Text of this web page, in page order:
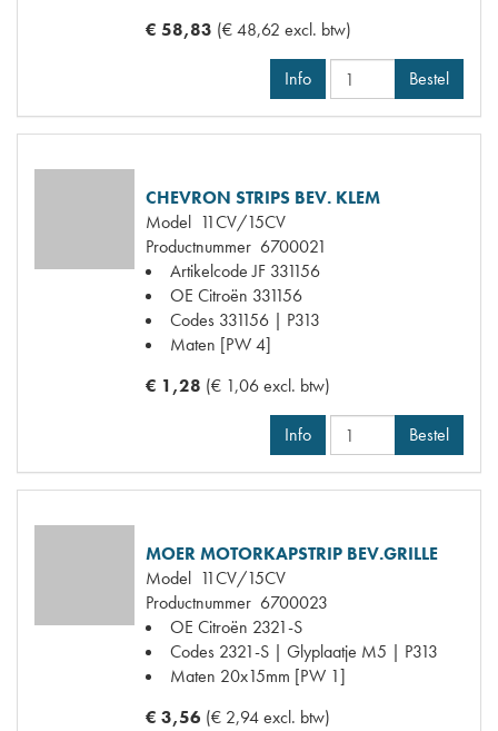
€ 58,83 (€ 48,62 excl. btw)
Info Bestel
CHEVRON STRIPS BEV. KLEM
Model 11CV/15CV
Productnummer 6700021
Artikelcode JF 331156
OE Citroën 331156
Codes 331156 | P313
Maten [PW 4]
€ 1,28 (€ 1,06 excl. btw)
Info Bestel
MOER MOTORKAPSTRIP BEV.GRILLE
Model 11CV/15CV
Productnummer 6700023
OE Citroën 2321-S
Codes 2321-S | Glyplaatje M5 | P313
Maten 20x15mm [PW 1]
€ 3,56 (€ 2,94 excl. btw)